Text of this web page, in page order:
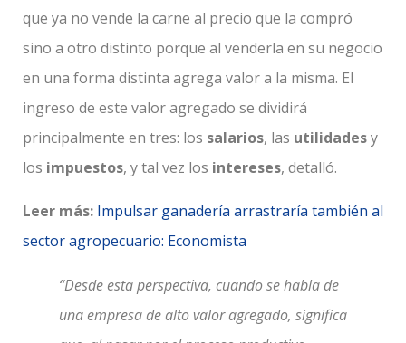
que ya no vende la carne al precio que la compró
sino a otro distinto porque al venderla en su negocio
en una forma distinta agrega valor a la misma. El
ingreso de este valor agregado se dividirá
principalmente en tres: los salarios, las utilidadesy
los impuestos, y tal vez los intereses, detalló.
Leer más: Impulsar ganadería arrastraría también al
sector agropecuario: Economista
“Desde esta perspectiva, cuando se habla de
una empresa de alto valor agregado, significa